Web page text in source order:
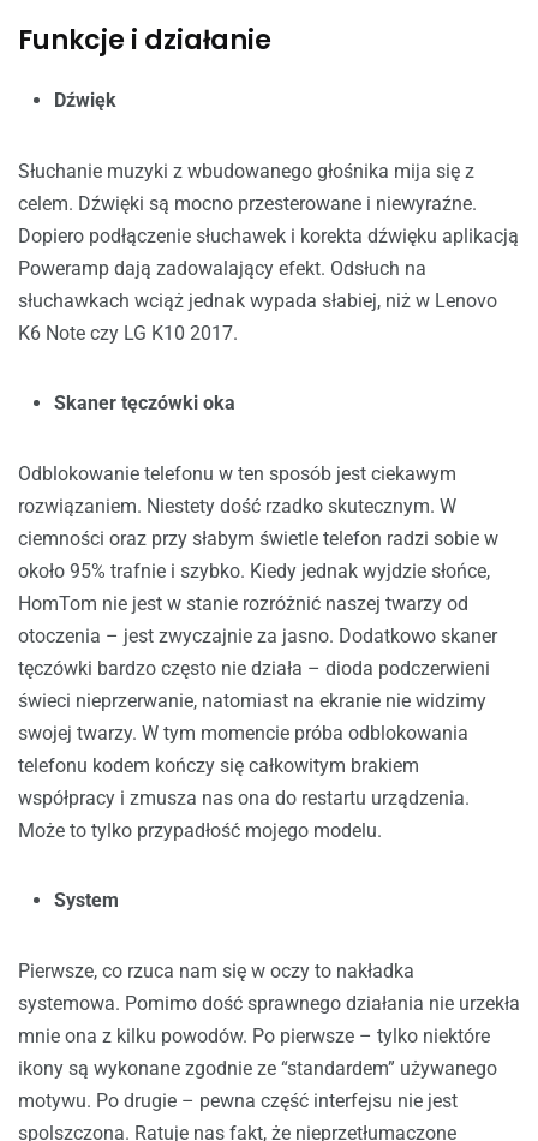
Funkcje i działanie
Dźwięk
Słuchanie muzyki z wbudowanego głośnika mija się z
celem. Dźwięki są mocno przesterowane i niewyraźne.
Dopiero podłączenie słuchawek i korekta dźwięku aplikacją
Poweramp dają zadowalający efekt. Odsłuch na
słuchawkach wciąż jednak wypada słabiej, niż w Lenovo
K6 Note czy LG K10 2017.
Skaner tęczówki oka
Odblokowanie telefonu w ten sposób jest ciekawym
rozwiązaniem. Niestety dość rzadko skutecznym. W
ciemności oraz przy słabym świetle telefon radzi sobie w
około 95% trafnie i szybko. Kiedy jednak wyjdzie słońce,
HomTom nie jest w stanie rozróżnić naszej twarzy od
otoczenia – jest zwyczajnie za jasno. Dodatkowo skaner
tęczówki bardzo często nie działa – dioda podczerwieni
świeci nieprzerwanie, natomiast na ekranie nie widzimy
swojej twarzy. W tym momencie próba odblokowania
telefonu kodem kończy się całkowitym brakiem
współpracy i zmusza nas ona do restartu urządzenia.
Może to tylko przypadłość mojego modelu.
System
Pierwsze, co rzuca nam się w oczy to nakładka
systemowa. Pomimo dość sprawnego działania nie urzekła
mnie ona z kilku powodów. Po pierwsze – tylko niektóre
ikony są wykonane zgodnie ze “standardem” używanego
motywu. Po drugie – pewna część interfejsu nie jest
spolszczona. Ratuje nas fakt, że nieprzetłumaczone